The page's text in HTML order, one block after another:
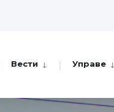
Вести Управе